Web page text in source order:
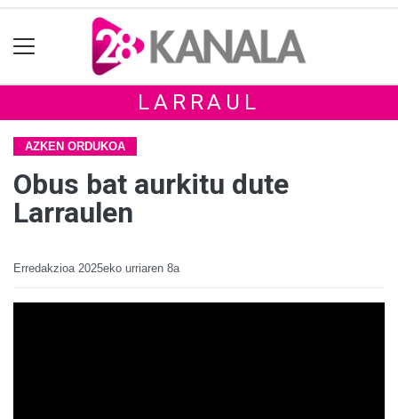
LARRAUL
AZKEN ORDUKOA
Obus bat aurkitu dute
Larraulen
Erredakzioa 2025eko urriaren 8a